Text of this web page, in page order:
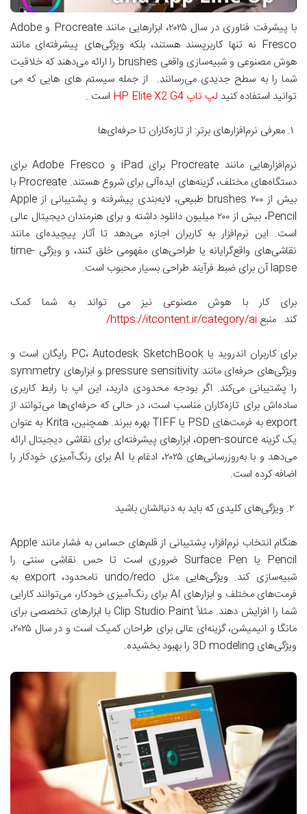
با پیشرفت فناوری در سال ۲۰۲۵، ابزارهایی مانند Procreate و Adobe
Fresco نه تنها کاربرپسند هستند، بلکه ویژگی‌های پیشرفته‌ای مانند
هوش مصنوعی و شبیه‌سازی واقعی brushes را ارائه می‌دهند که خلاقیت
شما را به سطح جدیدی می‌رسانند. از جمله سیستم های هایی که می
توانید استفاده کنید لپ تاپ HP Elite X2 G4
است .
نرم‌افزارهایی مانند Procreate برای iPad و Adobe Fresco برای
دستگاه‌های مختلف، گزینه‌های ایده‌آلی برای شروع هستند. Procreate با
بیش از ۲۰۰ brushes طبیعی، لایه‌بندی پیشرفته و پشتیبانی از Apple
Pencil، بیش از ۲۰۰ میلیون دانلود داشته و برای هنرمندان دیجیتال عالی
است. این نرم‌افزار به کاربران اجازه می‌دهد تا آثار پیچیده‌ای مانند
نقاشی‌های واقع‌گرایانه یا طراحی‌های مفهومی خلق کنند، و ویژگی time-
lapse آن برای ضبط فرآیند طراحی بسیار محبوب است.
برای کار با هوش مصنوعی نیز می تواند به شما کمک
کند. منبع https://itcontent.ir/category/ai/
برای کاربران اندروید یا PC، Autodesk SketchBook رایگان است و
ویژگی‌های حرفه‌ای مانند pressure sensitivity و ابزارهای symmetry
را پشتیبانی می‌کند. اگر بودجه محدودی دارید، این اپ با رابط کاربری
ساده‌اش برای تازه‌کاران مناسب است، در حالی که حرفه‌ای‌ها می‌توانند از
export به فرمت‌های PSD یا TIFF بهره ببرند. همچنین، Krita به عنوان
یک گزینه open-source، ابزارهای پیشرفته‌ای برای نقاشی دیجیتال ارائه
می‌دهد و با به‌روزرسانی‌های ۲۰۲۵، ادغام با AI برای رنگ‌آمیزی خودکار را
اضافه کرده است.
هنگام انتخاب نرم‌افزار، پشتیبانی از قلم‌های حساس به فشار مانند Apple
Pencil یا Surface Pen ضروری است تا حس نقاشی سنتی را
شبیه‌سازی کند. ویژگی‌هایی مثل undo/redo نامحدود، export به
فرمت‌های مختلف و ابزارهای AI برای رنگ‌آمیزی خودکار، می‌توانند کارایی
شما را افزایش دهند. مثلاً Clip Studio Paint با ابزارهای تخصصی برای
مانگا و انیمیشن، گزینه‌ای عالی برای طراحان کمیک است و در سال ۲۰۲۵،
ویژگی‌های 3D modeling را بهبود بخشیده.